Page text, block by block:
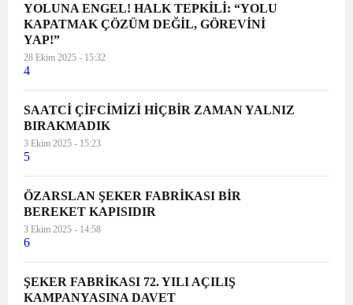
YOLUNA ENGEL! HALK TEPKİLİ: “YOLU
KAPATMAK ÇÖZÜM DEĞİL, GÖREVİNİ
YAP!”
28 Ekim 2025 - 15:32
4
SAATCİ ÇİFCİMİZİ HİÇBİR ZAMAN YALNIZ
BIRAKMADIK
3 Ekim 2025 - 15:23
5
ÖZARSLAN ŞEKER FABRİKASI BİR
BEREKET KAPISIDIR
3 Ekim 2025 - 14:58
6
ŞEKER FABRİKASI 72. YILI AÇILIŞ
KAMPANYASINA DAVET